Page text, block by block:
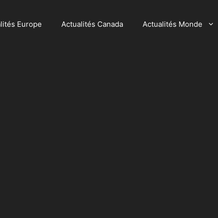
Europe Actualités Canada Actualités Monde